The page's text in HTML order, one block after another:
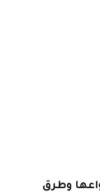
وطرق